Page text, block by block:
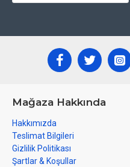
Mağaza Hakkında
Hakkımızda
Teslimat Bilgileri
Gizlilik Politikası
Şartlar & Koşullar